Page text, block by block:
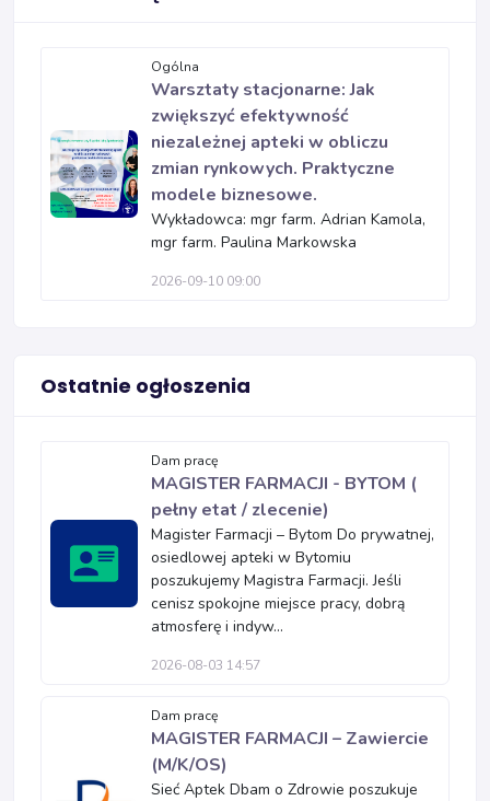
Ogólna
Warsztaty stacjonarne: Jak
zwiększyć efektywność
niezależnej apteki w obliczu
zmian rynkowych. Praktyczne
modele biznesowe.
Wykładowca: mgr farm. Adrian Kamola,
mgr farm. Paulina Markowska
2026-09-10 09:00
Ostatnie ogłoszenia
Dam pracę
MAGISTER FARMACJI - BYTOM (
pełny etat / zlecenie)
Magister Farmacji – Bytom Do prywatnej,
osiedlowej apteki w Bytomiu
poszukujemy Magistra Farmacji. Jeśli
cenisz spokojne miejsce pracy, dobrą
atmosferę i indyw...
2026-08-03 14:57
Dam pracę
MAGISTER FARMACJI – Zawiercie
(M/K/OS)
Sieć Aptek Dbam o Zdrowie poszukuje